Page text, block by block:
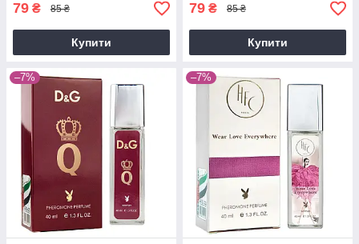
79 ₴ 85 ₴
Купити
79 ₴ 85 ₴
Купити
–7% –7%